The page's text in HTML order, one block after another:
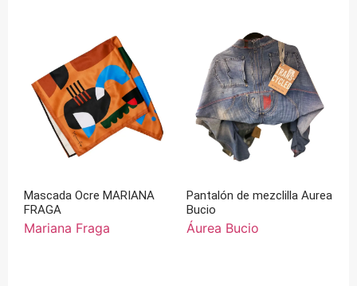
Mascada Ocre MARIANA
FRAGA
Mariana Fraga
Pantalón de mezclilla Aurea
Bucio
Áurea Bucio